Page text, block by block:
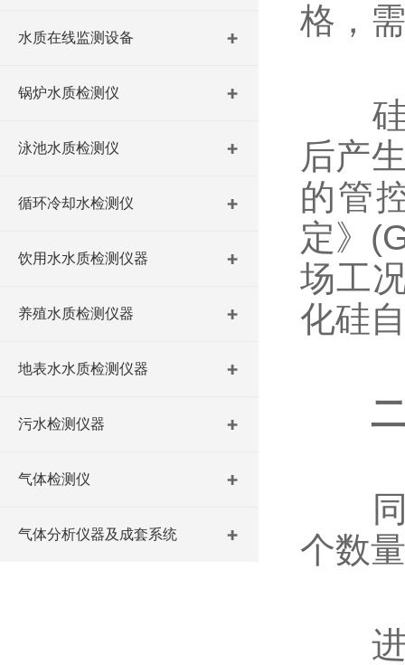
水质在线监测设备
锅炉水质检测仪
泳池水质检测仪
循环冷却水检测仪
饮用水水质检测仪器
养殖水质检测仪器
地表水水质检测仪器
污水检测仪器
气体检测仪
气体分析仪器及成套系统
格，
硅
后产
的管
定》
场工
化硅
同一
个数
进水